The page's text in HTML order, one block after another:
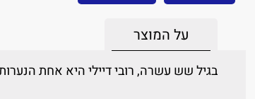
על המוצר
בגיל שש עשרה, רובי דיילי היא אחת